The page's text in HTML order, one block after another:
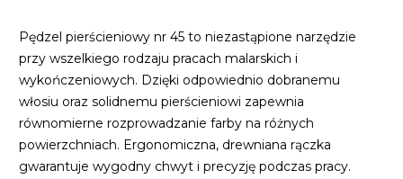
Pędzel pierścieniowy nr 45 to niezastąpione narzędzie
przy wszelkiego rodzaju pracach malarskich i
wykończeniowych. Dzięki odpowiednio dobranemu
włosiu oraz solidnemu pierścieniowi zapewnia
równomierne rozprowadzanie farby na różnych
powierzchniach. Ergonomiczna, drewniana rączka
gwarantuje wygodny chwyt i precyzję podczas pracy.